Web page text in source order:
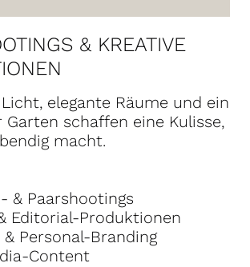
& KREATIVE
elegante Räume und ein
schaffen eine Kulisse,
macht.
& Paarshootings
Editorial-Produktionen
Personal-Branding
Content